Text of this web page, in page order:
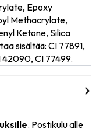
Epoxy
Methacrylate,
Ketone, Silica
sisältää: CI 77891,
42090, CI 77499.
. Postikulu alle